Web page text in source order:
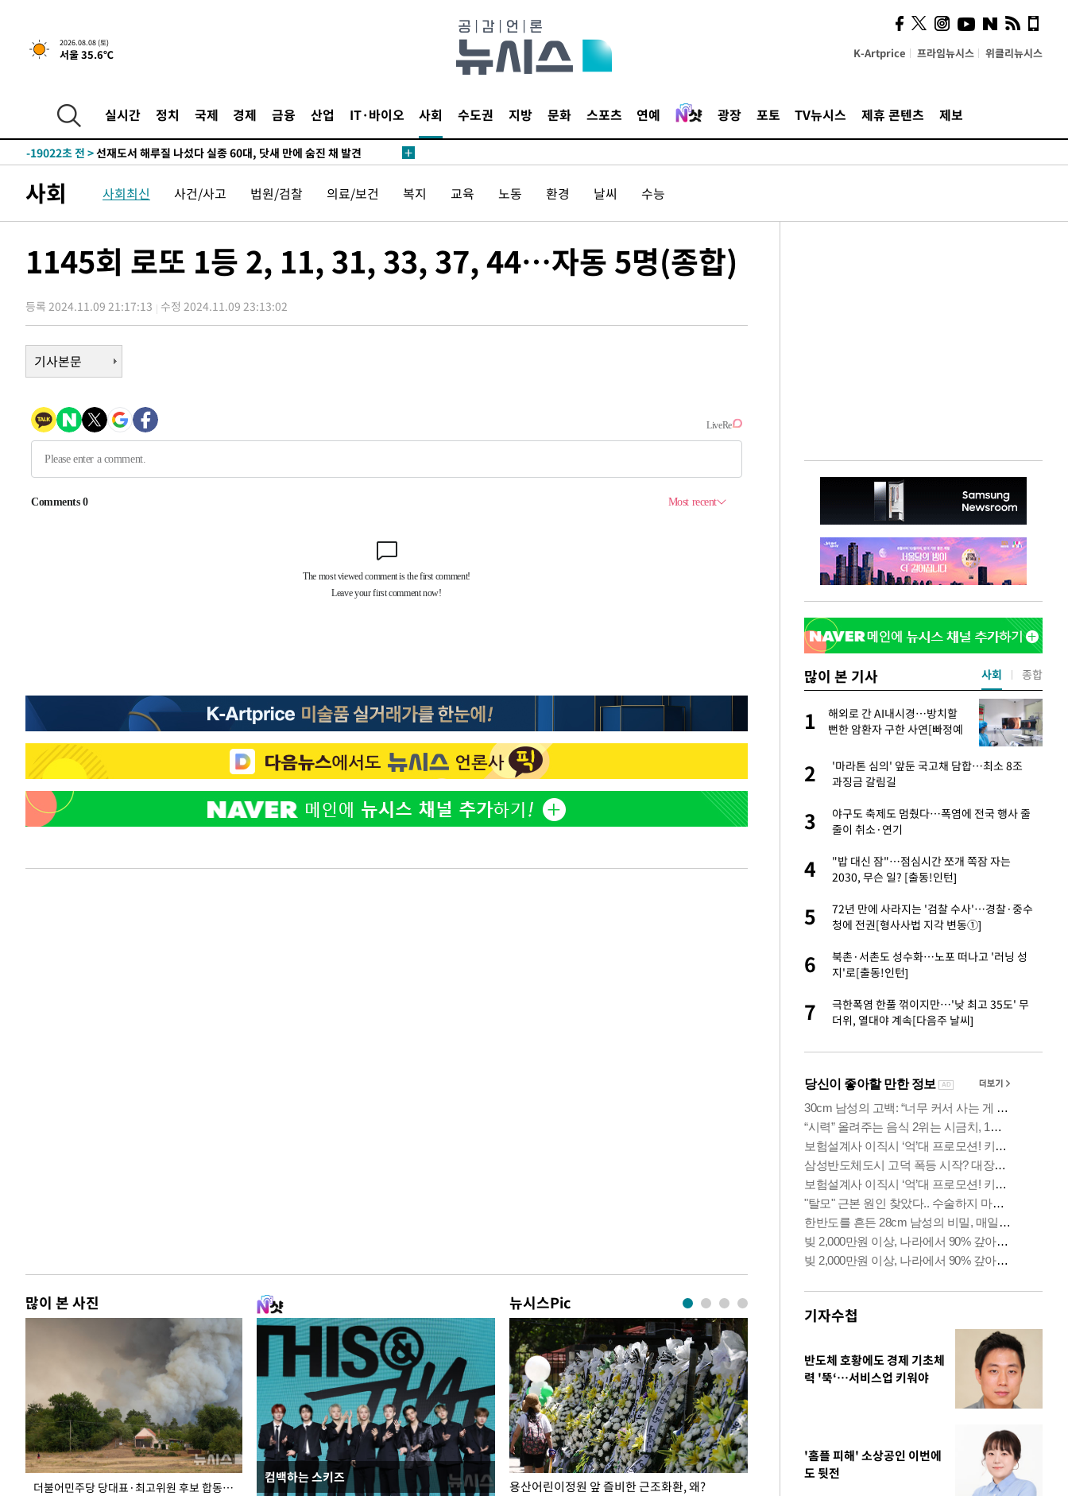
2026.08.08 (토)
서울 35.6℃ K-Artprice 프라임뉴시스 위클리뉴시스
실시간 정치 국제 경제 금융 산업 IT·바이오 사회 수도권 지방 문화 스포츠 연예 광장 포토 TV뉴시스 제휴 콘텐츠 제보
2시간 전 >[속보]뉴욕증시 상승 마감…S&P 0.6% 나스닥 1.3%↑
-21312초 전 >
백운산서 80년근 천종산삼 9뿌리 발견…감정가 1.3억원
-19022초 전 >선재도서 해루질 나섰다 실종 60대, 닷새 만에 숨진 채 발견
-16556초 전 >남자 농구, 나고야 아시안게임서 '홈팀' 일본과 한일전
-15932초 전 >
여수 오동도 해상서 모터보트 전복…1명 사망·1명 실종
-7694초 전 >[속보]'압수수색·성접대 논란' 축구협회 "실망과 걱정 안겨드려 죄
송"
1시간 전 > '최고 37도' 폭염 지속…강원동해안 최대 150㎜ 비
2시간 전 > [속보]뉴욕증시 상승 마감…S&P 0.6% 나스닥 1.3%↑
-31260초 전 >온열질환 사망자 3명 늘어…누적 환자 3000명 돌파
-25205초 전 >강릉에 시간당 81.4㎜ 물폭탄…도로 잠기고 담벼락 붕괴
-21312초 전 >
백운산서 80년근 천종산삼 9뿌리 발견…감정가 1.3억원
-16556초 전 >남자 농구, 나고야 아시안게임서 '홈팀' 일본과 한일전
-15932초 전 >여수 오동도 해상서 모터보트 전복…1명 사망·1명 실종
-12159초 전 > 극한폭염 한풀 꺾이지만…'낮 최고 35도' 무더위, 열대야 계속[다음
주 날씨]
-9177초 전 >축구협회 "압수수색·성접대 논란 사과…쇄신의 기회로 삼겠다"
-7694초 전 >[속보]'압수수색·성접대 논란' 축구협회 "실망과 걱정 안겨드려 죄
사회 사회최신 사건/사고 법원/검찰 의료/보건 복지 교육 노동 환경 날씨 수능
1145회 로또 1등 2, 11, 31, 33, 37, 44…자동 5명(종합)
등록 2024.11.09 21:17:13 수정 2024.11.09 23:13:02
기사본문
많이 본 사진
더불어민주당 당대표·최고위원 후보 합동연설회
컴백하는 스키즈
뉴시스Pic
사진으로 보는 일주일 용산어린이정원 앞 즐비한 근조화환, 왜? 이번주 국회에는 무슨 일이? [뉴시스국회토pic] 청와대 일주일
많이 본 기사
"창 3개 띄워도 답답함 없
네"…'폴드8 울트라', 일주일
써보니
2
학 뒤집는 것"
3
[속보]뉴욕증시 상승 마감…S&P 0.6% 나스
닥 1.3%↑
4
1
해외로 간 AI내시경…방치할
뻔한 암환자 구한 사연[빠정예
2
'마라톤 심의' 앞둔 국고채 담합…최소 8조
과징금 갈림길
3
야구도 축제도 멈췄다…폭염에 전국 행사 줄
줄이 취소·연기
4
"밥 대신 잠"…점심시간 쪼개 쪽잠 자는
2030, 무슨 일? [출동!인턴]
5
72년 만에 사라지는 '검찰 수사'…경찰·중수
청에 전권[형사사법 지각 변동①]
6
북촌·서촌도 성수화…노포 떠나고 '러닝 성
지'로[출동!인턴]
7
극한폭염 한풀 꺾이지만…'낮 최고 35도' 무
더위, 열대야 계속[다음주 날씨]
사회 종합
기자수첩
반도체 호황에도 경제 기초체
력 '뚝‘…서비스업 키워야
'홈플 피해' 소상공인 이번에
도 뒷전